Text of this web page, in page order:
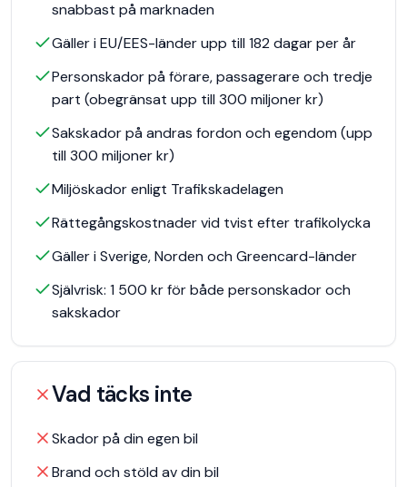
snabbast på marknaden
Gäller i EU/EES-länder upp till 182 dagar per år
Personskador på förare, passagerare och tredje
part (obegränsat upp till 300 miljoner kr)
Sakskador på andras fordon och egendom (upp
till 300 miljoner kr)
Miljöskador enligt Trafikskadelagen
Rättegångskostnader vid tvist efter trafikolycka
Gäller i Sverige, Norden och Greencard-länder
Självrisk: 1 500 kr för både personskador och
sakskador
Vad täcks inte
Skador på din egen bil
Brand och stöld av din bil